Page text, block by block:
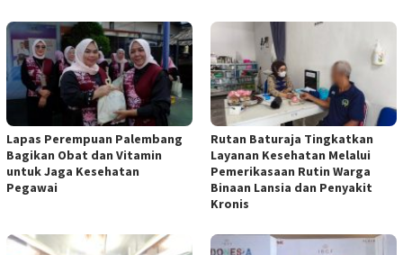
Lapas Perempuan Palembang
Bagikan Obat dan Vitamin
untuk Jaga Kesehatan
Pegawai
Rutan Baturaja Tingkatkan
Layanan Kesehatan Melalui
Pemerikasaan Rutin Warga
Binaan Lansia dan Penyakit
Kronis